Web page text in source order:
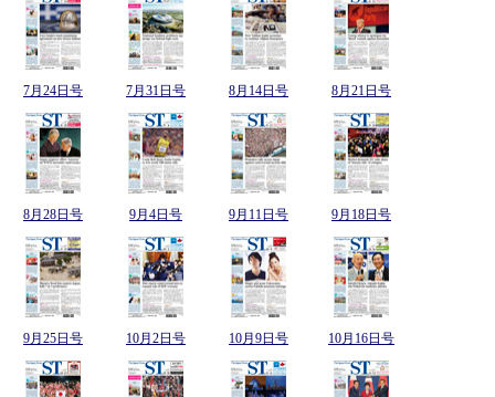
7月24日号 7月31日号 8月14日号 8月21日号
8月28日号 9月4日号 9月11日号 9月18日号
9月25日号 10月2日号 10月9日号 10月16日号